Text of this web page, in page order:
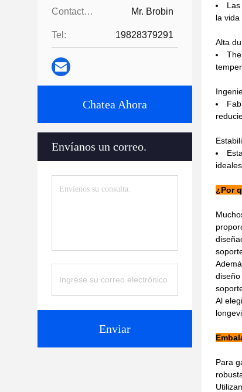
Contactos: Mr. Brobin
Tel: 19828379291
Chatea Ahora
Envíanos un correo.
Enviar
la
Alta
¿Por
Al
Para